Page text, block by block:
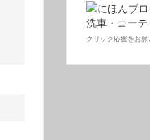
クリック応援をお願